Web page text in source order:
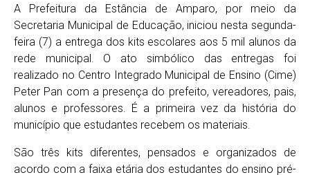
A Prefeitura da Estância de Amparo, por meio da
Secretaria Municipal de Educação, iniciou nesta segunda-
feira (7) a entrega dos kits escolares aos 5 mil alunos da
rede municipal. O ato simbólico das entregas foi
realizado no Centro Integrado Municipal de Ensino (Cime)
Peter Pan com a presença do prefeito, vereadores, pais,
alunos e professores. É a primeira vez da história do
município que estudantes recebem os materiais.
São três kits diferentes, pensados e organizados de
acordo com a faixa etária dos estudantes do ensino pré-